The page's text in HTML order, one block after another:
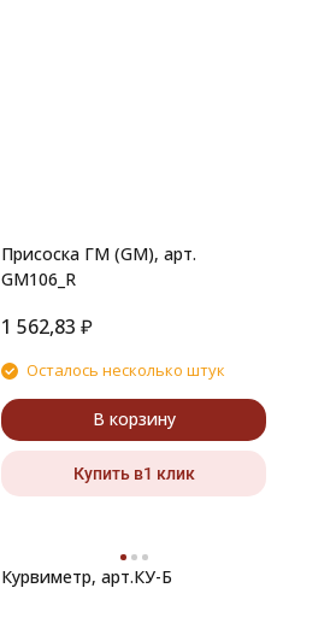
Присоска ГМ (GM), арт.
GM106_R
1 562,83 ₽
Осталось несколько штук
В корзину
Купить в1 клик
Курвиметр, арт.КУ-Б